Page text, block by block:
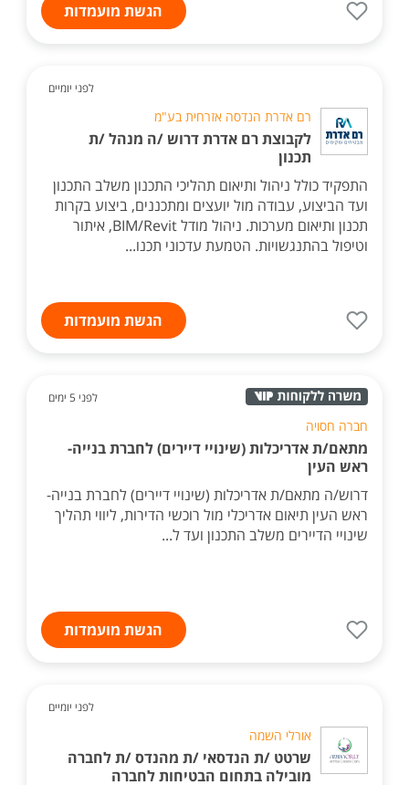
הגשת מועמדות
לפני יומיים
רם אדרת הנדסה אזרחית בע"מ
לקבוצת רם אדרת דרוש /ה מנהל /ת
תכנון
התפקיד כולל ניהול ותיאום תהליכי התכנון משלב התכנון
ועד הביצוע, עבודה מול יועצים ומתכננים, ביצוע בקרות
תכנון ותיאום מערכות. ניהול מודל BIM/Revit, איתור
וטיפול בהתנגשויות. הטמעת עדכוני תכנו...
הגשת מועמדות
לפני 5 ימים
חברה חסויה
מתאם/ת אדריכלות (שינויי דיירים) לחברת בנייה-
ראש העין
דרוש/ה מתאם/ת אדריכלות (שינויי דיירים) לחברת בנייה-
ראש העין תיאום אדריכלי מול רוכשי הדירות, ליווי תהליך
שינויי הדיירים משלב התכנון ועד ל...
הגשת מועמדות
לפני יומיים
אורלי השמה
שרטט /ת הנדסאי /ת מהנדס /ת לחברה
מובילה בתחום הבטיחות לחברה